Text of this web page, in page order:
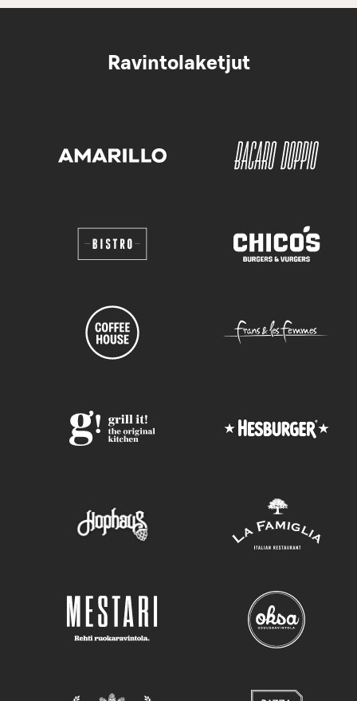
Ravintolaketjut